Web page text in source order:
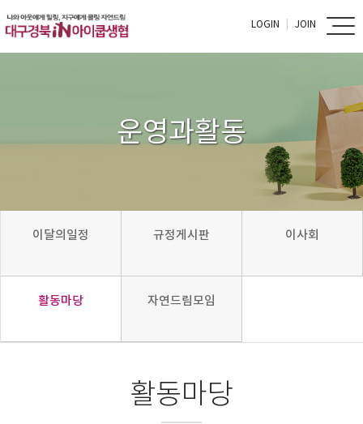
LOGIN JOIN
운영과활동
이달의일정 규정게시판 이사회
활동마당 자연드림모임
활동마당